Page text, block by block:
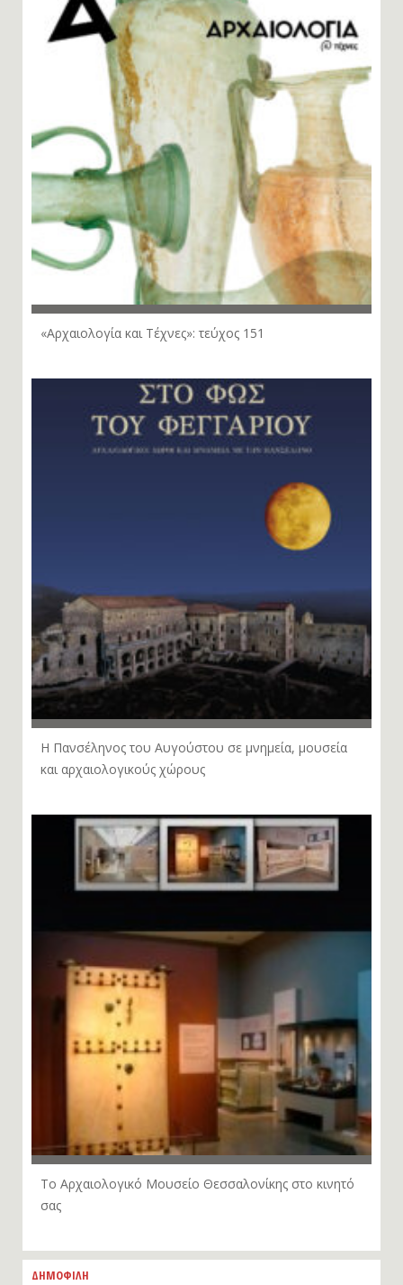
«Αρχαιολογία και Τέχνες»: τεύχος 151
Η Πανσέληνος του Αυγούστου σε μνημεία, μουσεία
και αρχαιολογικούς χώρους
Το Αρχαιολογικό Μουσείο Θεσσαλονίκης στο κινητό
σας
ΔΗΜΟΦΙΛΗ